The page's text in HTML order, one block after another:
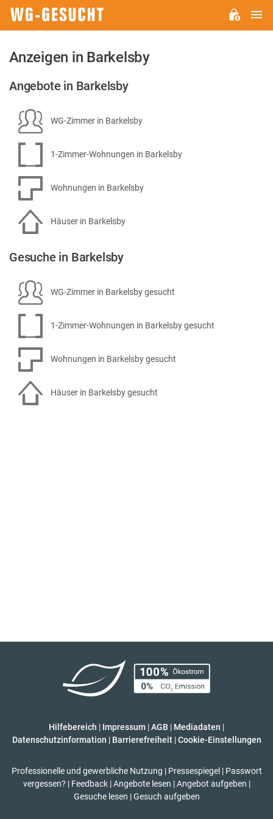
Anzeigen in Barkelsby
Angebote in Barkelsby
WG-Zimmer in Barkelsby
1-Zimmer-Wohnungen in Barkelsby
Wohnungen in Barkelsby
Häuser in Barkelsby
Gesuche in Barkelsby
WG-Zimmer in Barkelsby gesucht
1-Zimmer-Wohnungen in Barkelsby gesucht
Wohnungen in Barkelsby gesucht
Häuser in Barkelsby gesucht
Hilfebereich | Impressum |AGB | Mediadaten |
Datenschutzinformation | Barrierefreiheit | Cookie-Einstellungen
Professionelle und gewerbliche Nutzung | Pressespiegel | Passwort
vergessen? | Feedback | Angebote lesen | Angebot aufgeben |
Gesuche lesen | Gesuch aufgeben